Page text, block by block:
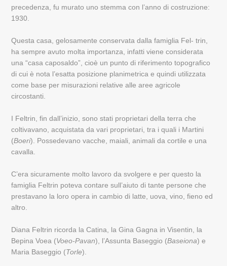
precedenza, fu murato uno stemma con l’anno di costruzione:
1930.
Questa casa, gelosamente conservata dalla famiglia Fel- trin,
ha sempre avuto molta importanza, infatti viene considerata
una “casa caposaldo”, cioè un punto di riferimento topografico
di cui è nota l’esatta posizione planimetrica e quindi utilizzata
come base per misurazioni relative alle aree agricole
circostanti.
I Feltrin, fin dall’inizio, sono stati proprietari della terra che
coltivavano, acquistata da vari proprietari, tra i quali i Martini
(Boeri). Possedevano vacche, maiali, animali da cortile e una
cavalla.
C’era sicuramente molto lavoro da svolgere e per questo la
famiglia Feltrin poteva contare sull’aiuto di tante persone che
prestavano la loro opera in cambio di latte, uova, vino, fieno ed
altro.
Diana Feltrin ricorda la Catina, la Gina Gagna in Visentin, la
Bepina Voea (Voeo-Pavan), l’Assunta Baseggio (Baseiona) e
Maria Baseggio (Torle).